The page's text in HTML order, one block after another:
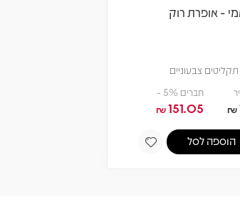
- אופרת רוק
צבעוניים
₪
חברים 5% -
151.05
₪
הוספה לסל